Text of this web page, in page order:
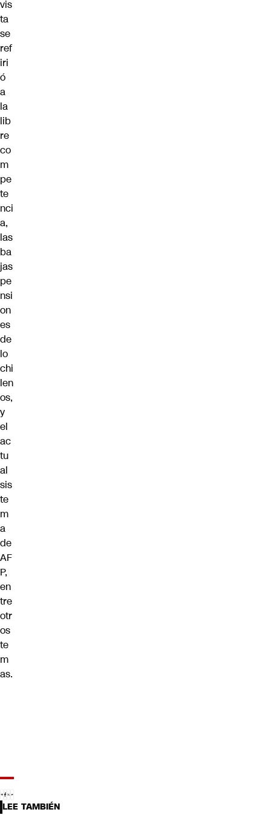
vis
ta
se
ref
iri
ó
a
la
lib
re
co
m
pe
te
nci
a,
las
ba
jas
pe
nsi
on
es
de
lo
chi
len
os,
y
el
ac
tu
al
sis
te
m
a
de
AF
P,
en
tre
otr
os
te
m
as.
LEE TAMBIÉN